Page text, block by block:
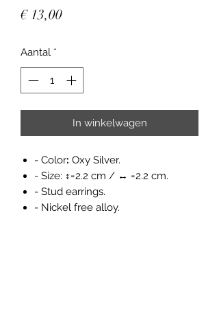
€ 13,00Prijs
Aantal *
In winkelwagen
- Color: Oxy Silver.
- Size: ↕=2.2 cm / ↔ =2.2 cm.
- Stud earrings.
- Nickel free alloy.